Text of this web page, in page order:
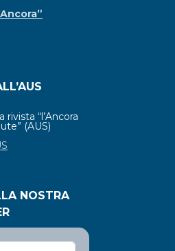
rivista “l’Ancora
(AUS)
NOSTRA